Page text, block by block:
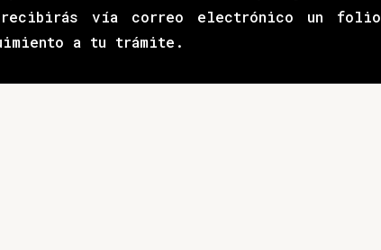
recibirás vía correo electrónico un folio
a tu trámite.